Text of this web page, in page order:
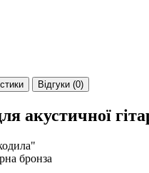
Відгуки (0)
акустичної
бронза